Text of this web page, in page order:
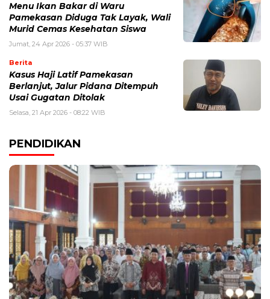
Menu Ikan Bakar di Waru
Pamekasan Diduga Tak Layak, Wali
Murid Cemas Kesehatan Siswa
Jumat, 24 Apr 2026 - 05:37 WIB
Berita
Kasus Haji Latif Pamekasan
Berlanjut, Jalur Pidana Ditempuh
Usai Gugatan Ditolak
Selasa, 21 Apr 2026 - 08:22 WIB
PENDIDIKAN